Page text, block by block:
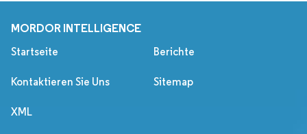
MORDOR INTELLIGENCE
Startseite Berichte
Kontaktieren Sie Uns Sitemap
XML